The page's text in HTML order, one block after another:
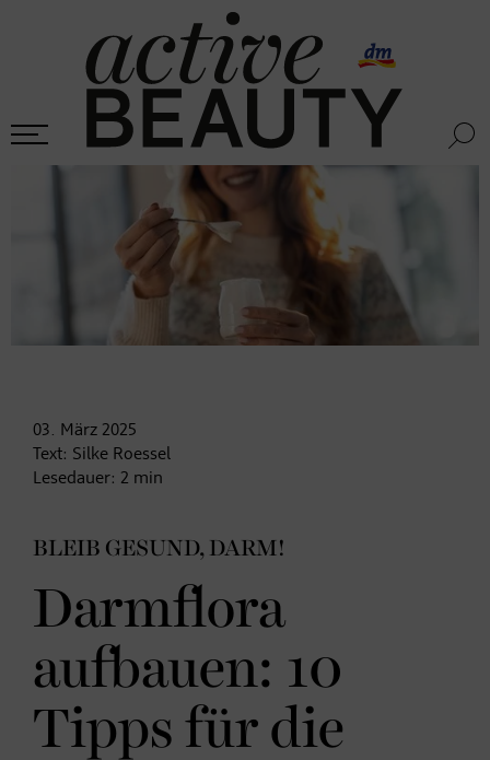
03. März 2025
Text: Silke Roessel
Lesedauer: 2 min
BLEIB GESUND, DARM!
Darmflora
aufbauen: 10
Tipps für die